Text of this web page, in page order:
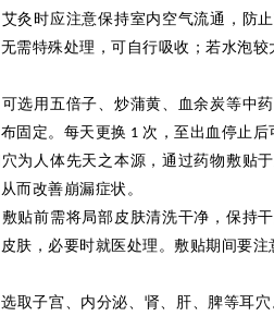
艾灸 时应注意保持室内空气流通，防
需特殊处理，可自行吸收；若水泡
可选用五倍子、炒蒲黄、血余炭等中药
固定。每天更换 1 次，至出血停止后
穴为人体先天之本源，通过药物敷贴
而改善崩漏症状。
敷贴前需将局部皮肤清洗干净，保持
肤，必要时就医处理。敷贴期间要
选取子宫、内分泌、肾、肝、脾等耳穴